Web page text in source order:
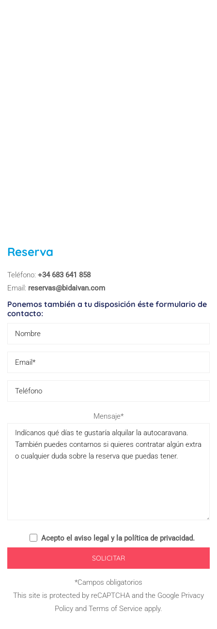
Reserva
Teléfono: +34 683 641 858
Email: reservas@bidaivan.com
Ponemos también a tu disposición éste formulario de
contacto:
leave
this
field
Mensaje*
Acepto el aviso legal y la política de privacidad.
*Campos obligatorios
This site is protected by reCAPTCHA and the Google Privacy
Policy and Terms of Service apply.